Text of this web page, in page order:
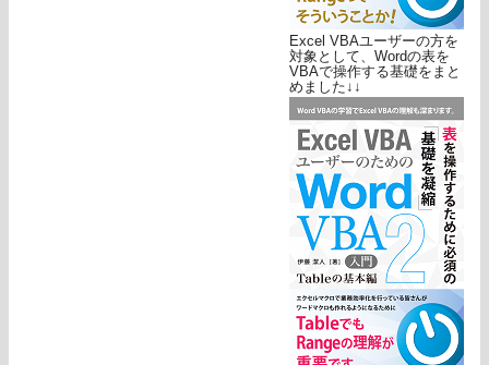
Excel VBAユーザーの方を
対象として、Wordの表を
VBAで操作する基礎をまと
めました↓↓